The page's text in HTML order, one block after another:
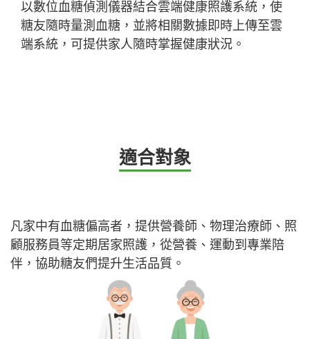
以數位血糖偵測儀器結合雲端健康照護系統，使
糖友隨時量測血糖，並將相關數據即時上傳至雲
端系統，可提供家人隨時掌握健康狀況。
適合對象
凡家中有血糖偏高者，提供營養師、物理治療師、照
顧服務員等定期居家照護，從營養、運動到專業陪
伴，協助糖友們提升生活品質。